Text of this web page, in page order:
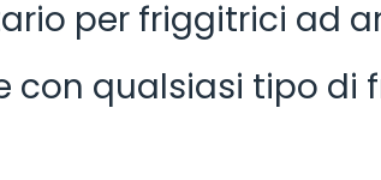
per friggitrici ad
con qualsiasi tipo di